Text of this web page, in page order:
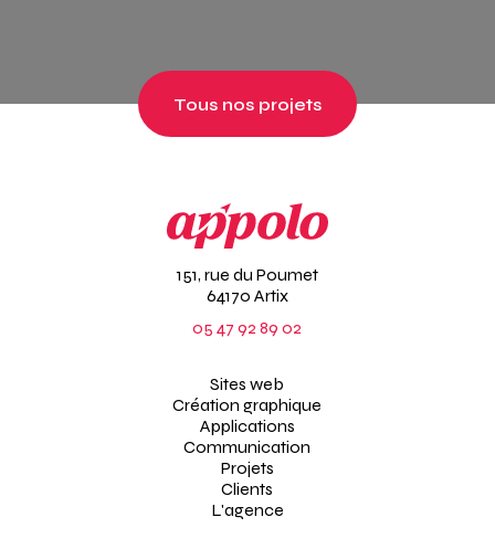
Tous nos projets
151, rue du Poumet
64170 Artix
05 47 92 89 02
Sites web
Création graphique
Applications
Communication
Projets
Clients
L'agence